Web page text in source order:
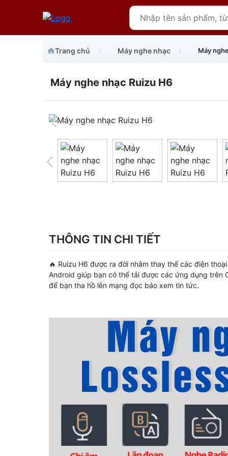
Trang chủ Máy nghe nhạc Máy
Máy nghe nhạc Ruizu H6
THÔNG TIN CHI TIẾT
🔥 Ruizu H6 được ra đời nhằm thay thế các điện
Android giúp bạn có thể tải được các ứng dụng trên
để bạn tha hồ lên mạng đọc báo xem tin tức.